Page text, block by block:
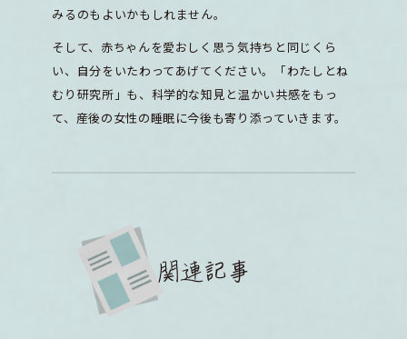
みるのもよいかもしれません。
そして、赤ちゃんを愛おしく思う気持ちと同じくら
い、自分をいたわってあげてください。「わたしとね
むり研究所」も、科学的な知見と温かい共感をもっ
て、産後の女性の睡眠に今後も寄り添っていきます。
関連記事